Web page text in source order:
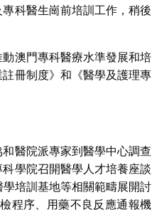
科醫生崗前培訓工作，稍後
澳門專科醫療水準發展和培
冊制度》和《醫學及護理專
醫院派專家到醫學中心調查
學院召開醫學人才培養座談
培訓基地等相關範疇展開討
程序、用藥不良反應通報機